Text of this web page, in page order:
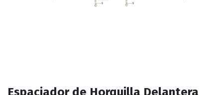
Espaciador de Horquilla Delantera